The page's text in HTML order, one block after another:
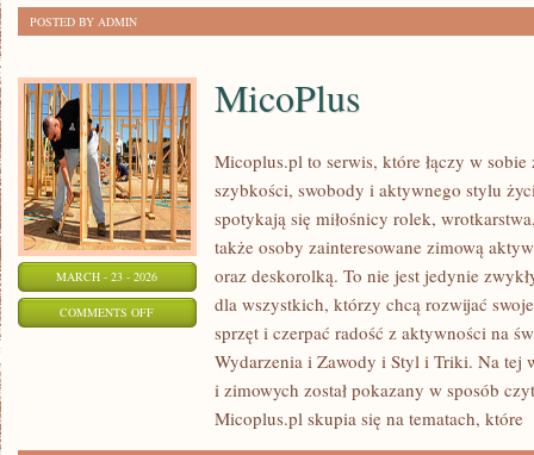
POSTED BY ADMIN
MARCH - 23 - 2026
COMMENTS OFFON
MicoPlus
Micoplus.pl to serwis, które łączy w
szybkości, swobody i aktywnego stylu
spotykają się miłośnicy rolek,
także osoby zainteresowane zimową
oraz deskorolką. To nie jest jedynie
dla wszystkich, którzy chcą rozwijać
sprzęt i czerpać radość z aktywności na
Wydarzenia i Zawody i Styl i Triki. Na tej
i zimowych został pokazany w sposób
Micoplus.pl skupia się na tematach, które